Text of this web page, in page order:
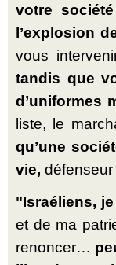
votre
l’explosion
vous
tandis que
d’uniformes
liste, le
qu’une
vie,
"Israé­liens,
et de ma
renoncer…